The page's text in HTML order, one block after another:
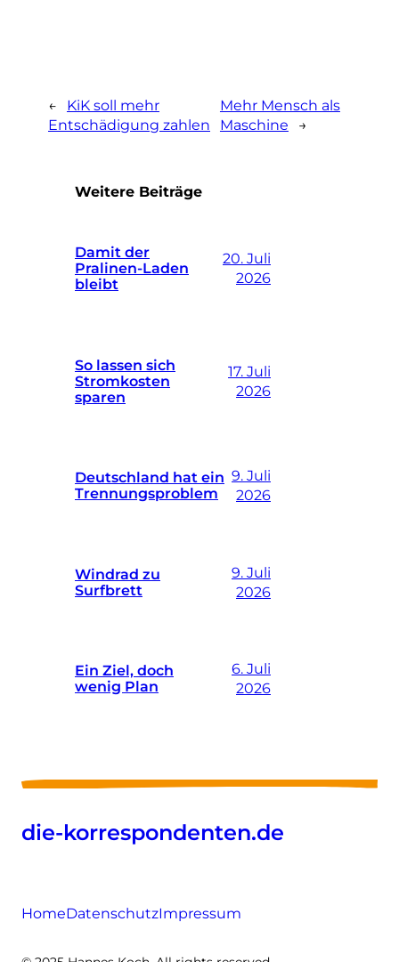
←
KiK soll mehr
Entschädigung zahlen
Mehr Mensch als
Maschine
→
Weitere Beiträge
Damit der
Pralinen-Laden
bleibt
20. Juli
2026
So lassen sich
Stromkosten
sparen
17. Juli
2026
Deutschland hat ein
Trennungsproblem
9. Juli
2026
Windrad zu
Surfbrett
9. Juli
2026
Ein Ziel, doch
wenig Plan
6. Juli
2026
die-korrespondenten.de
HomeDatenschutzImpressum